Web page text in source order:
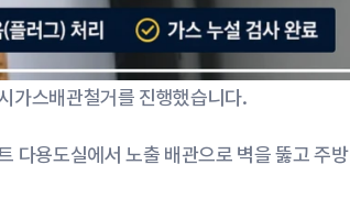
가스배관철거를 진행했습니다.
다용도실에서 노출 배관으로 벽을 뚫고 주방